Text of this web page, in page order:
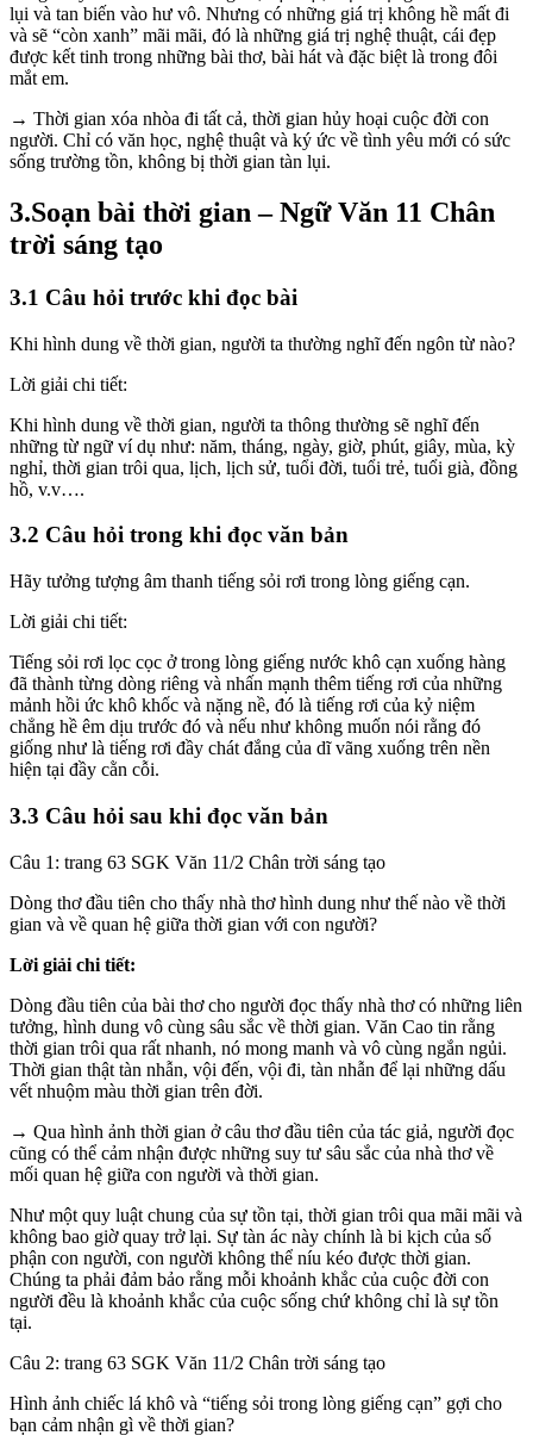
lụi và tan biến vào hư vô. Nhưng có những giá trị không hề mất đi
và sẽ “còn xanh” mãi mãi, đó là những giá trị nghệ thuật, cái đẹp
được kết tinh trong những bài thơ, bài hát và đặc biệt là trong đôi
mắt em.
→ Thời gian xóa nhòa đi tất cả, thời gian hủy hoại cuộc đời con
người. Chỉ có văn học, nghệ thuật và ký ức về tình yêu mới có sức
sống trường tồn, không bị thời gian tàn lụi.
3.Soạn bài thời gian – Ngữ Văn 11 Chân
trời sáng tạo
3.1 Câu hỏi trước khi đọc bài
Khi hình dung về thời gian, người ta thường nghĩ đến ngôn từ nào?
Lời giải chi tiết:
Khi hình dung về thời gian, người ta thông thường sẽ nghĩ đến
những từ ngữ ví dụ như: năm, tháng, ngày, giờ, phút, giây, mùa, kỳ
nghỉ, thời gian trôi qua, lịch, lịch sử, tuổi đời, tuổi trẻ, tuổi già, đồng
hồ, v.v….
3.2 Câu hỏi trong khi đọc văn bản
Hãy tưởng tượng âm thanh tiếng sỏi rơi trong lòng giếng cạn.
Lời giải chi tiết:
Tiếng sỏi rơi lọc cọc ở trong lòng giếng nước khô cạn xuống hàng
đã thành từng dòng riêng và nhấn mạnh thêm tiếng rơi của những
mảnh hồi ức khô khốc và nặng nề, đó là tiếng rơi của kỷ niệm
chẳng hề êm dịu trước đó và nếu như không muốn nói rằng đó
giống như là tiếng rơi đầy chát đắng của dĩ vãng xuống trên nền
hiện tại đầy cằn cỗi.
3.3 Câu hỏi sau khi đọc văn bản
Câu 1: trang 63 SGK Văn 11/2 Chân trời sáng tạo
Dòng thơ đầu tiên cho thấy nhà thơ hình dung như thế nào về thời
gian và về quan hệ giữa thời gian với con người?
Lời giải chi tiết:
Dòng đầu tiên của bài thơ cho người đọc thấy nhà thơ có những liên
tưởng, hình dung vô cùng sâu sắc về thời gian. Văn Cao tin rằng
thời gian trôi qua rất nhanh, nó mong manh và vô cùng ngắn ngủi.
Thời gian thật tàn nhẫn, vội đến, vội đi, tàn nhẫn để lại những dấu
vết nhuộm màu thời gian trên đời.
→ Qua hình ảnh thời gian ở câu thơ đầu tiên của tác giả, người đọc
cũng có thể cảm nhận được những suy tư sâu sắc của nhà thơ về
mối quan hệ giữa con người và thời gian.
Như một quy luật chung của sự tồn tại, thời gian trôi qua mãi mãi và
không bao giờ quay trở lại. Sự tàn ác này chính là bi kịch của số
phận con người, con người không thể níu kéo được thời gian.
Chúng ta phải đảm bảo rằng mỗi khoảnh khắc của cuộc đời con
người đều là khoảnh khắc của cuộc sống chứ không chỉ là sự tồn
tại.
Câu 2: trang 63 SGK Văn 11/2 Chân trời sáng tạo
Hình ảnh chiếc lá khô và “tiếng sỏi trong lòng giếng cạn” gợi cho
bạn cảm nhận gì về thời gian?